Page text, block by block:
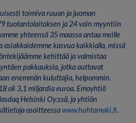
toimiva ruuan ja juoman
tuotantolaitoksen ja 24 vain myyntiin
yhteensä 35 maassa antaa meille
kasvua kaikkialla, missä
kehittää ja valmistaa
pakkauksia, jotka auttavat
enemmän kuluttajia, helpommin.
oli 3,1 miljardia euroa. Emoyhtiö
Helsinki Oy:ssä, ja yhtiön
osoitteessawww.huhtamaki.fi.